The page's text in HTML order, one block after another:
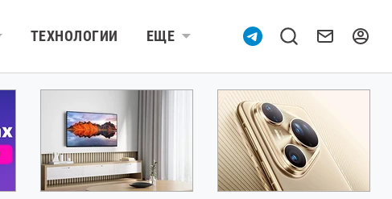
ТЕХНОЛОГИИ ЕЩЕ